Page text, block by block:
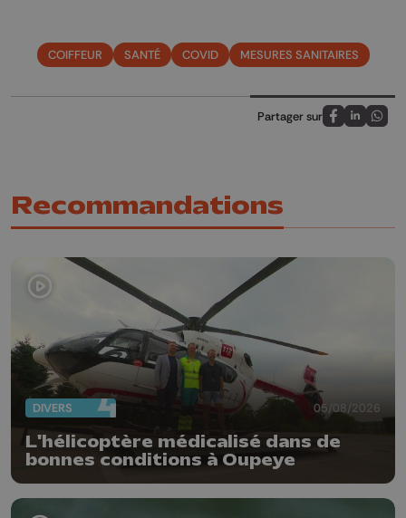
COIFFEUR SANTÉ COVID MESURES SANITAIRES
Partager sur
Partagez sur
Partagez
Recommandations
DIVERS 05/08/2026
L'hélicoptère médicalisé dans de
bonnes conditions à Oupeye